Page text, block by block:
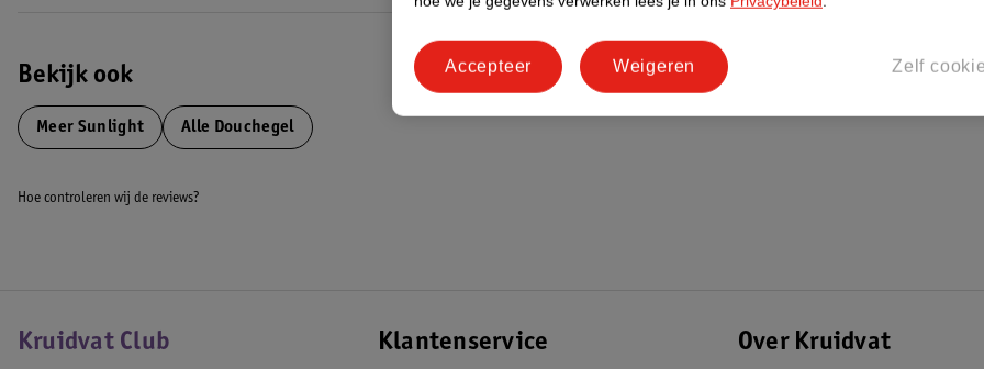
Bekijk ook
Meer Sunlight Alle Douchegel
Hoe controleren wij de reviews?
Kruidvat Club Klantenservice Over Kruidvat
Zelf
Weigeren
Accepteer